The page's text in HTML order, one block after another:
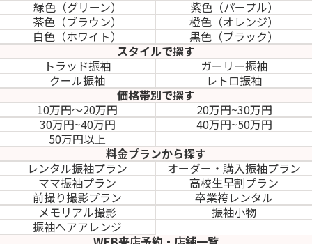
緑色（グリーン）
紫色（パープル）
茶色（ブラウン）
橙色（オレンジ）
白色（ホワイト）
黒色（ブラック）
スタイルで探す
トラッド振袖
ガーリー振袖
クール振袖
レトロ振袖
価格帯別で探す
10万円～20万円
20万円~30万円
30万円~40万円
40万円~50万円
50万円以上
料金プランから探す
レンタル振袖プラン
オーダー・購入振袖プラン
ママ振袖プラン
高校生早割プラン
前撮り撮影プラン
卒業袴レンタル
メモリアル撮影
振袖小物
振袖ヘアアレンジ